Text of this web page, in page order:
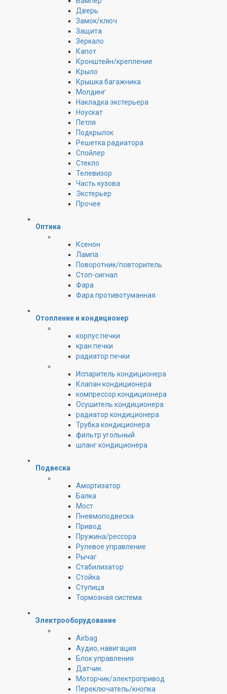
Дверь
Замок/ключ
Защита
Зеркало
Капот
Кронштейн/крепление
Крыло
Крышка багажника
Молдинг
Накладка экстерьера
Ноускат
Петля
Подкрылок
Решетка радиатора
Спойлер
Стекло
Телевизор
Часть кузова
Экстерьер
Прочее
Оптика
Ксенон
Лампа
Поворотник/повторитель
Стоп-сигнал
Фара
Фара противотуманная
Отопление и кондиционер
корпус печки
кран печки
радиатор печки
Испаритель кондиционера
Клапан кондиционера
компрессор кондиционера
Осушитель кондиционера
радиатор кондиционера
Трубка кондиционера
фильтр угольный
шланг кондиционера
Подвеска
Амортизатор
Балка
Мост
Пневмоподвеска
Привод
Пружина/рессора
Рулевое управление
Рычаг
Стабилизатор
Стойка
Ступица
Тормозная система
Электрооборудование
Airbag
Аудио, навигация
Блок управления
Датчик
Моторчик/электропривод
Переключатель/кнопка